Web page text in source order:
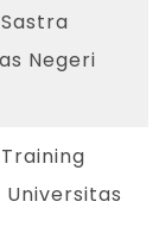
Negeri
Universitas